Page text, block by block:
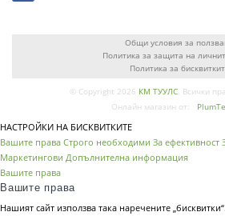
Общи условия за
Политика за защита на
Политика за
© Copyright 2026 КМ ТУУЛС. Всички
Онлайн магазин от:
НАСТРОЙКИ НА БИСКВИТКИТЕ
Вашите права Строго необходими За ефективност
Маркетингови Допълнителна информация
Вашите права
Вашите права
Нашият сайт използва така наречените